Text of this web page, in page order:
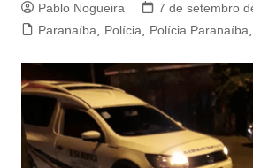
Pablo Nogueira 7 de setembro
Paranaíba
Polícia Polícia Paranaíba